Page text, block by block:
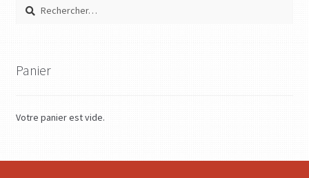
Rechercher :
Panier
Votre panier est vide.